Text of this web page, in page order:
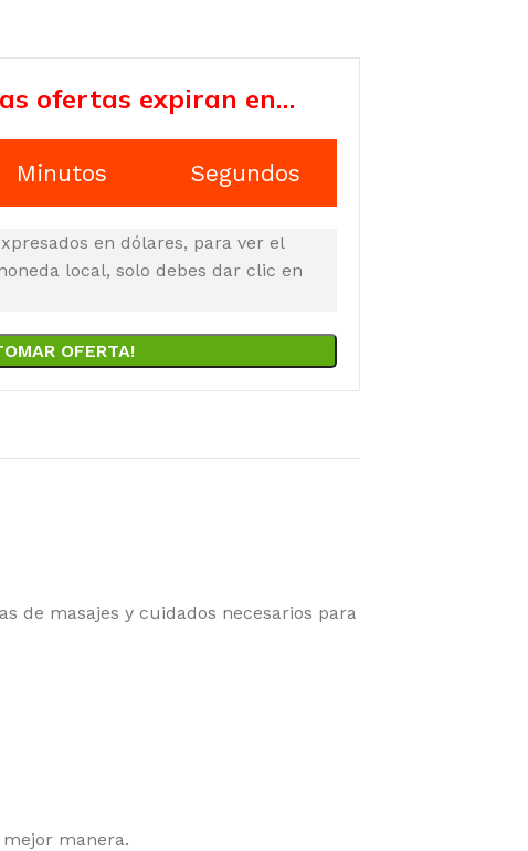
ofertas expiran en…
Minutos Segundos
en dólares, para ver el
local, solo debes dar clic en
OFERTA!
de masajes y cuidados necesarios para
manera.